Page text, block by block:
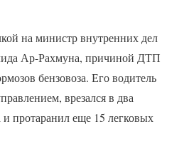
на министр внутренних дел
Ар-Рахмуна, причиной ДТП
бензовоза. Его водитель
врезался в два
и протаранил еще 15 легковых